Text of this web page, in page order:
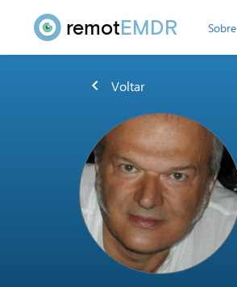
remotEMDR Sobre
chevron_left Voltar